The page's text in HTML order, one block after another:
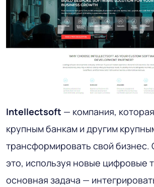
Intellectsoft — компания,
крупным банкам и другим
трансформировать свой бизнес.
это, используя новые цифровые
основная задача —